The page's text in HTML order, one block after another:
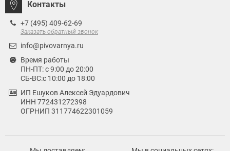
Контакты
+7 (495) 409-62-69
Заказать обратный звонок
info@pivovarnya.ru
Время работы
ПН-ПТ: с 9:00 до 20:00
СБ-ВС:с 10:00 до 18:00
ИП Ешуков Алексей Эдуардович
ИНН 772431272398
ОГРНИП 311774622301059